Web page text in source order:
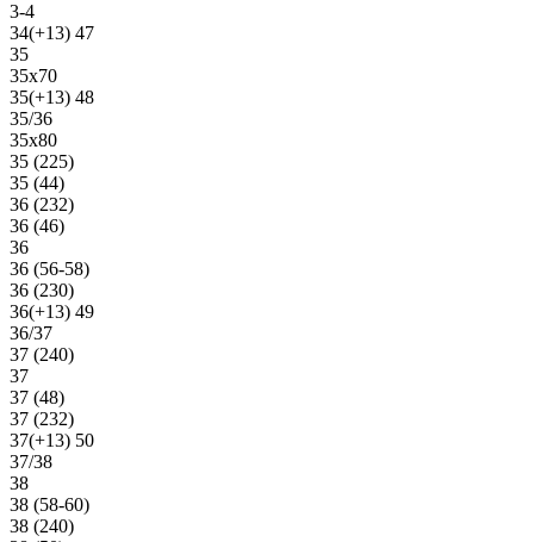
3-4
34(+13) 47
35
35х70
35(+13) 48
35/36
35х80
35 (225)
35 (44)
36 (232)
36 (46)
36
36 (56-58)
36 (230)
36(+13) 49
36/37
37 (240)
37
37 (48)
37 (232)
37(+13) 50
37/38
38
38 (58-60)
38 (240)